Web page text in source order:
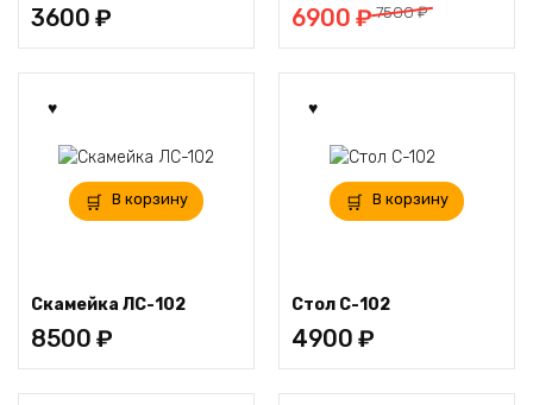
3600 ₽ 7500₽
Первоначальная
6900 ₽
Текущая
В корзину
Скамейка ЛС-102
8500 ₽
В корзину
Стол С-102
4900 ₽